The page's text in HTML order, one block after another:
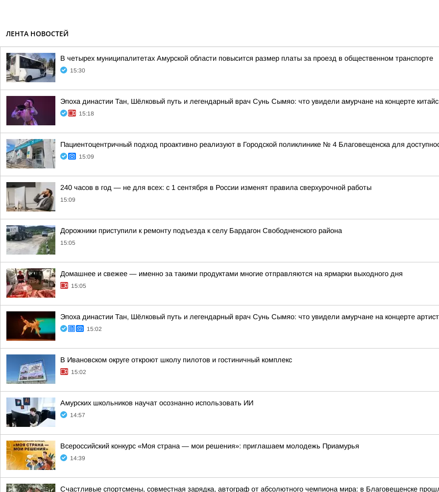
ЛЕНТА НОВОСТЕЙ
В четырех муниципалитетах Амурской области повысится размер платы за проезд в общественном транспорте
15:30
Эпоха династии Тан, Шёлковый путь и легендарный врач Сунь Сымяо: что увидели амурчане на концерте
15:18
Пациентоцентричный подход проактивно реализуют в Городской поликлинике № 4 Благовещенска для
15:09
240 часов в год — не для всех: с 1 сентября в России изменят правила сверхурочной работы
15:09
Дорожники приступили к ремонту подъезда к селу Бардагон Свободненского района
15:05
Домашнее и свежее — именно за такими продуктами многие отправляются на ярмарки выходного дня
15:05
Эпоха династии Тан, Шёлковый путь и легендарный врач Сунь Сымяо: что увидели амурчане на концерте
15:02
В Ивановском округе откроют школу пилотов и гостиничный комплекс
15:02
Амурских школьников научат осознанно использовать ИИ
14:57
Всероссийский конкурс «Моя страна — мои решения»: приглашаем молодежь Приамурья
14:39
Счастливые спортсмены, совместная зарядка, автограф от абсолютного чемпиона мира: в Благовещенске